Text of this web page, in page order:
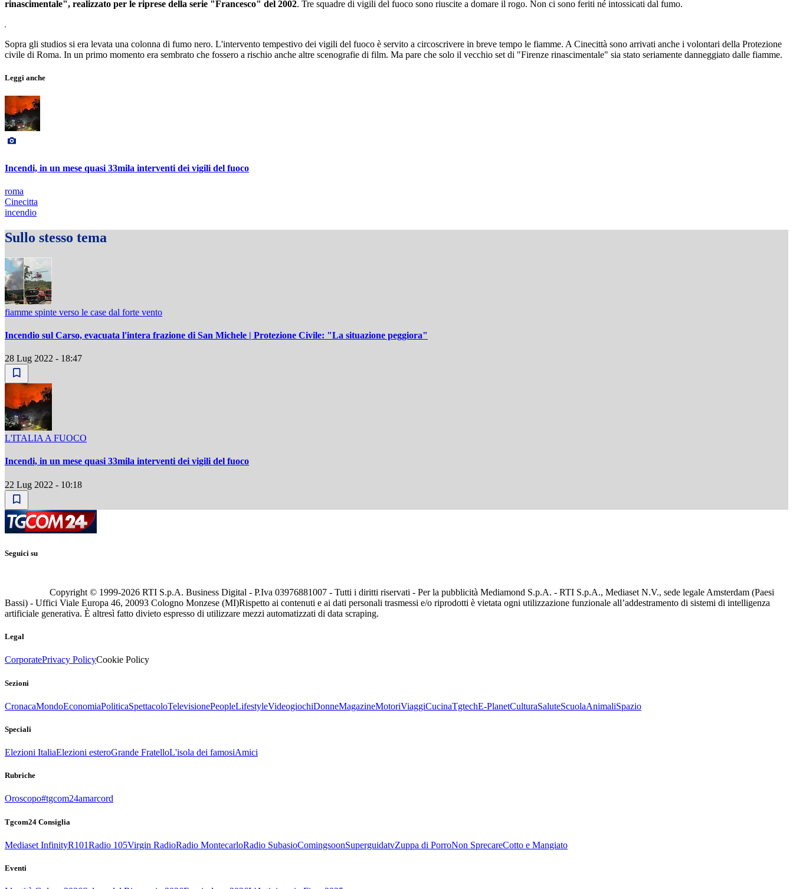
rinascimentale", realizzato per le riprese della serie "Francesco" del 2002. Tre squadre di vigili del fuoco sono riuscite a domare il rogo. Non ci sono feriti né intossicati dal fumo.
Sopra gli studios si era levata una colonna di fumo nero. L'intervento tempestivo dei vigili del fuoco è servito a circoscrivere in breve tempo le fiamme. A Cinecittà sono arrivati anche i volontari della Protezione
civile di Roma. In un primo momento era sembrato che fossero a rischio anche altre scenografie di film. Ma pare che solo il vecchio set di "Firenze rinascimentale" sia stato seriamente danneggiato dalle fiamme.
Leggi anche
Incendi, in un mese quasi 33mila interventi dei vigili del fuoco
roma
Cinecitta
incendio
Sullo stesso tema
fiamme spinte verso le case dal forte vento
Incendio sul Carso, evacuata l'intera frazione di San Michele | Protezione Civile: "La situazione peggiora"
28 Lug 2022 - 18:47
L'ITALIA A FUOCO
Incendi, in un mese quasi 33mila interventi dei vigili del fuoco
22 Lug 2022 - 10:18
Seguici su
Copyright © 1999-2026 RTI S.p.A. Business Digital - P.Iva 03976881007 - Tutti i diritti riservati - Per la pubblicità Mediamond S.p.A. - RTI S.p.A., Mediaset N.V., sede legale Amsterdam (Paesi
Bassi) - Uffici Viale Europa 46, 20093 Cologno Monzese (MI)Rispetto ai contenuti e ai dati personali trasmessi e/o riprodotti è vietata ogni utilizzazione funzionale all’addestramento di sistemi di intelligenza
artificiale generativa. È altresì fatto divieto espresso di utilizzare mezzi automatizzati di data scraping.
Legal
CorporatePrivacy PolicyCookie Policy
Sezioni
CronacaMondoEconomiaPoliticaSpettacoloTelevisionePeopleLifestyleVideogiochiDonneMagazineMotoriViaggiCucinaTgtechE-PlanetCulturaSaluteScuolaAnimaliSpazio
Speciali
Elezioni ItaliaElezioni esteroGrande FratelloL'isola dei famosiAmici
Rubriche
Oroscopo#tgcom24amarcord
Tgcom24 Consiglia
Mediaset InfinityR101Radio 105Virgin RadioRadio MontecarloRadio SubasioComingsoonSuperguidatvZuppa di PorroNon SprecareCotto e Mangiato
Eventi